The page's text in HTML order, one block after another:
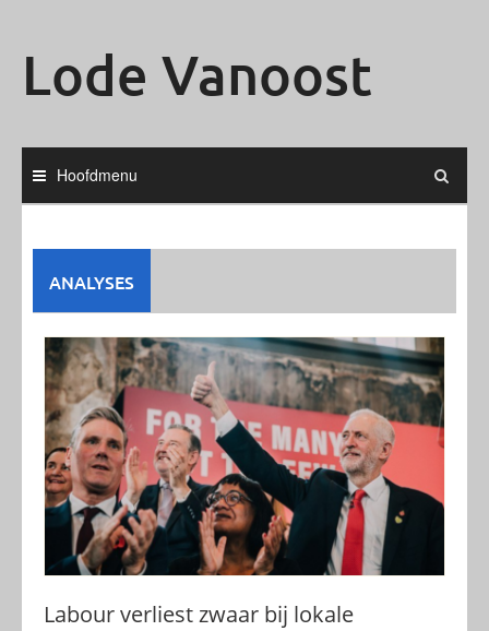
Lode Vanoost
Hoofdmenu
ANALYSES
Labour verliest zwaar bij lokale